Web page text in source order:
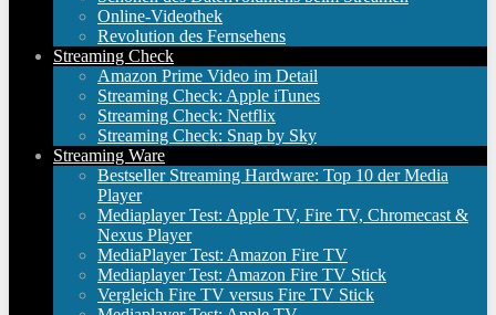
Online-Videothek
Revolution des Fernsehens
Streaming Check
Amazon Prime Video im Detail
Streaming Check: Apple iTunes
Streaming Check: Netflix
Streaming Check: Snap by Sky
Streaming Ware
Bestseller Streaming Hardware: Top 10 der Media
Player
Mediaplayer Test: Apple TV, Fire TV, Chromecast &
Nexus Player
MediaPlayer Test: Amazon Fire TV
Mediaplayer Test: Amazon Fire TV Stick
Vergleich Fire TV versus Fire TV Stick